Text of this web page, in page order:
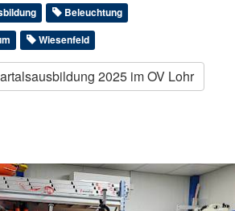
Beleuchtung
Wiesenfeld
2025 im OV Lohr